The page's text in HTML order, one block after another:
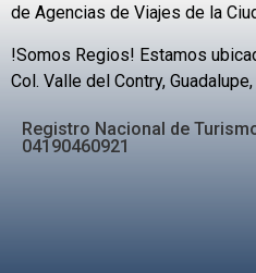
de Agencias de Viajes de la
!Somos Regios! Estamos
Col. Valle del Contry,
Registro Nacional de
04190460921